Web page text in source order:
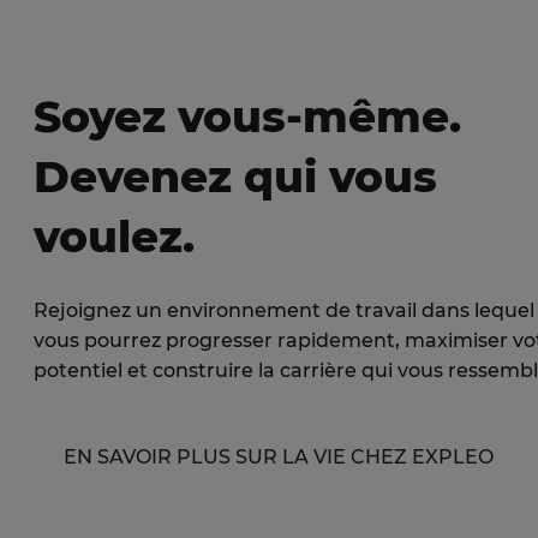
Soyez vous-même.
Devenez qui vous
voulez.
Rejoignez un environnement de travail dans lequel
vous pourrez progresser rapidement, maximiser
potentiel et construire la carrière qui vous
EN SAVOIR PLUS SUR LA VIE CHEZ EXPLEO